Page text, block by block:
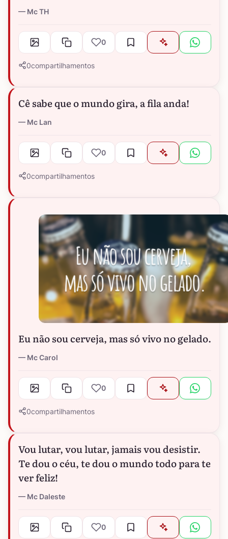
Mc TH
0
0compartilhamentos
Cê sabe que o mundo gira, a fila anda!
Mc Lan
0
0compartilhamentos
Eu não sou cerveja, mas só vivo no gelado.
Mc Carol
0
0compartilhamentos
Vou lutar, vou lutar, jamais vou desistir.
Te dou o céu, te dou o mundo todo para te
ver feliz!
Mc Daleste
0